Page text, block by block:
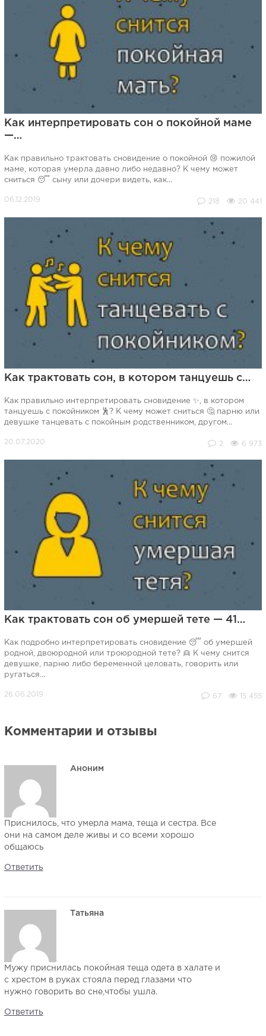
Как интерпретировать сон о покойной маме
—…
Как правильно трактовать сновидение о покойной 😢 пожилой
маме, которая умерла давно либо недавно? К чему может
сниться 😴 сыну или дочери видеть, как...
218 20 441
Как трактовать сон, в котором танцуешь с…
Как правильно интерпретировать сновидение ✨, в котором
танцуешь с покойником 🕺? К чему может сниться 🤔 парню или
девушке танцевать с покойным родственником, другом...
2 6 973
Как трактовать сон об умершей тете — 41…
Как подробно интерпретировать сновидение 😴 об умершей
родной, двоюродной или троюродной тете? 👱 К чему снится
девушке, парню либо беременной целовать, говорить или
ругаться...
67 15 455
Комментарии и отзывы
Аноним
Приснилось, что умерла мама, теща и сестра. Все
они на самом деле живы и со всеми хорошо
общаюсь
Ответить
Татьяна
Мужу приснилась покойная теща одета в халате и
с хрестом в руках стояла перед глазами что
нужно говорить во сне,чтобы ушла.
Ответить